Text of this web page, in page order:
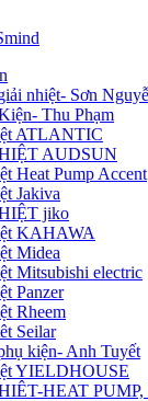
nhiệt- Sơn
Thu Phạm
ATLANTIC
AUDSUN
Heat Pump Accent
Jakiva
jiko
KAHAWA
Midea
Mitsubishi electric
Panzer
Rheem
Seilar
kiện- Anh Tuyết
YIELDHOUSE
HEAT